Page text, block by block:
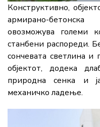
Конструктивно,
армирано-
овозможува големи
станбени распореди.
сончевата светлина и
објектот, додека
природна сенка и
механичко ладење.